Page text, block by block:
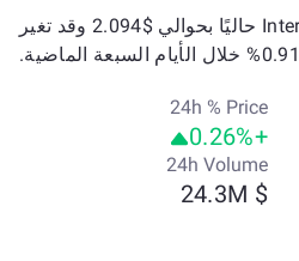
يتم تداول Internet Computer حاليًا بحوالي $2.094 وقد تغير
24h % Price
+0.26%
24h Volume
$ 24.3M